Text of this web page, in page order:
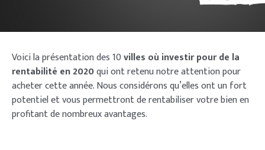
Voici la présentation des 10villes où investir pour de la
rentabilité en 2020qui ont retenu notre attention pour
acheter cette année. Nous considérons qu’elles ont un fort
potentiel et vous permettront de rentabiliser votre bien en
profitant de nombreux avantages.